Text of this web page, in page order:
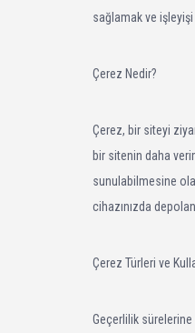
sağlamak ve
Çerez Nedir?
Çerez, bir siteyi
bir sitenin daha
sunulabilmesine
cihazınızda
Çerez Türleri ve
Geçerlilik